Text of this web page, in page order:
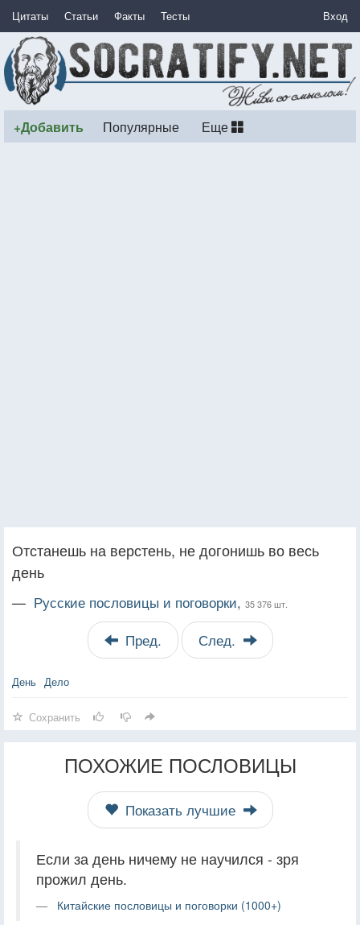
Цитаты Статьи Факты Тесты Вход
+Добавить Популярные Еще
Отстанешь на верстень, не догонишь во весь
день
— Русские пословицы и поговорки, 35 376 шт.
Пред. След.
День Дело
Сохранить
ПОХОЖИЕ ПОСЛОВИЦЫ
Показать лучшие
Если за день ничему не научился - зря
прожил день.
Китайские пословицы и поговорки (1000+)